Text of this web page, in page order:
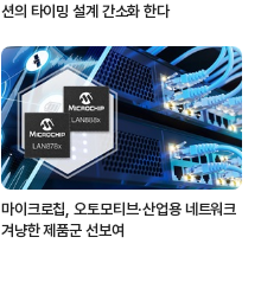
션의 타이밍 설계 간소화 한다
마이크로칩, 오토모티브·산업용 네트워크
겨냥한 제품군 선보여